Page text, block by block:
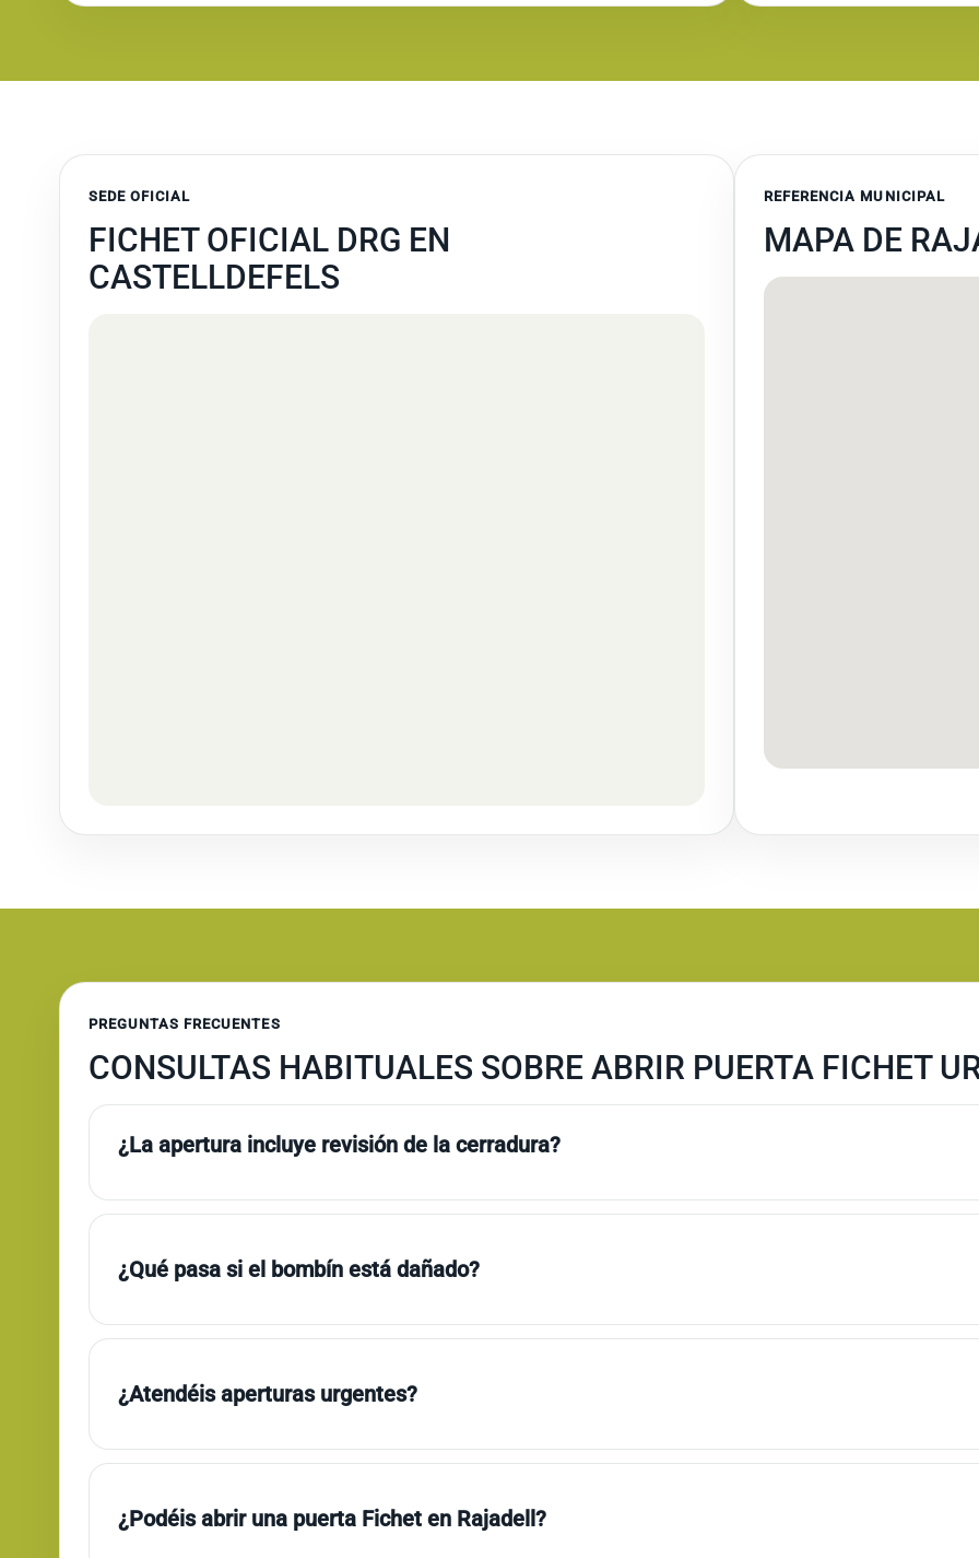
SEDE OFICIAL
FICHET OFICIAL DRG EN
CASTELLDEFELS
REFERENCIA MUNICIPAL
MAPA DE
PREGUNTAS FRECUENTES
CONSULTAS HABITUALES SOBRE ABRIR PUERTA FICHET
¿La apertura incluye revisión de la cerradura?
¿Qué pasa si el bombín está dañado?
¿Atendéis aperturas urgentes?
¿Podéis abrir una puerta Fichet en Rajadell?